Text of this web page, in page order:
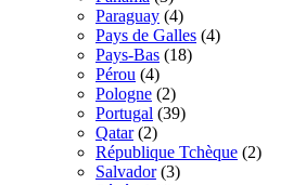
Paraguay (4)
Pays de Galles (4)
Pays-Bas (18)
Pérou (4)
Pologne (2)
Portugal (39)
Qatar (2)
République Tchèque (2)
Salvador (3)